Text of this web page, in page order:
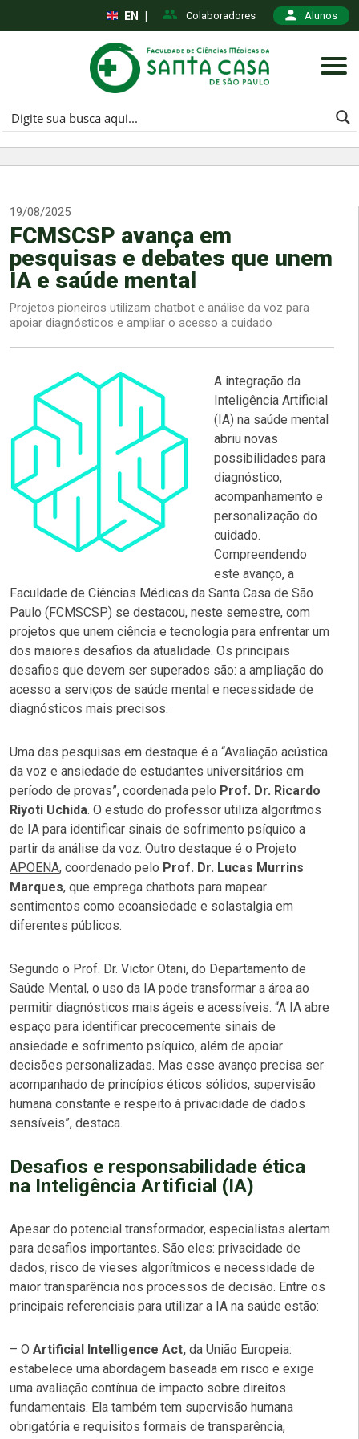
Colaboradores Alunos
EN
19/08/2025
FCMSCSP avança em
pesquisas e debates que unem
IA e saúde mental
Projetos pioneiros utilizam chatbot e análise da voz para
apoiar diagnósticos e ampliar o acesso a cuidado
A integração da
Inteligência Artificial
(IA) na saúde mental
abriu novas
possibilidades para
diagnóstico,
acompanhamento e
personalização do
cuidado.
Compreendendo
este avanço, a
Faculdade de Ciências Médicas da Santa Casa de São
Paulo (FCMSCSP) se destacou, neste semestre, com
projetos que unem ciência e tecnologia para enfrentar um
dos maiores desafios da atualidade. Os principais
desafios que devem ser superados são: a ampliação do
acesso a serviços de saúde mental e necessidade de
diagnósticos mais precisos.
Uma das pesquisas em destaque é a “Avaliação acústica
da voz e ansiedade de estudantes universitários em
período de provas”, coordenada pelo Prof. Dr. Ricardo
Riyoti Uchida. O estudo do professor utiliza algoritmos
de IA para identificar sinais de sofrimento psíquico a
partir da análise da voz. Outro destaque é o Projeto
APOENA, coordenado pelo Prof. Dr. Lucas Murrins
Marques, que emprega chatbots para mapear
sentimentos como ecoansiedade e solastalgia em
diferentes públicos.
Segundo o Prof. Dr. Victor Otani, do Departamento de
Saúde Mental, o uso da IA pode transformar a área ao
permitir diagnósticos mais ágeis e acessíveis. “A IA abre
espaço para identificar precocemente sinais de
ansiedade e sofrimento psíquico, além de apoiar
decisões personalizadas. Mas esse avanço precisa ser
acompanhado de princípios éticos sólidos, supervisão
humana constante e respeito à privacidade de dados
sensíveis”, destaca.
Desafios e responsabilidade ética
na Inteligência Artificial (IA)
Apesar do potencial transformador, especialistas alertam
para desafios importantes. São eles: privacidade de
dados, risco de vieses algorítmicos e necessidade de
maior transparência nos processos de decisão. Entre os
principais referenciais para utilizar a IA na saúde estão:
– O Artificial Intelligence Act, da União Europeia:
estabelece uma abordagem baseada em risco e exige
uma avaliação contínua de impacto sobre direitos
fundamentais. Ela também tem supervisão humana
obrigatória e requisitos formais de transparência,